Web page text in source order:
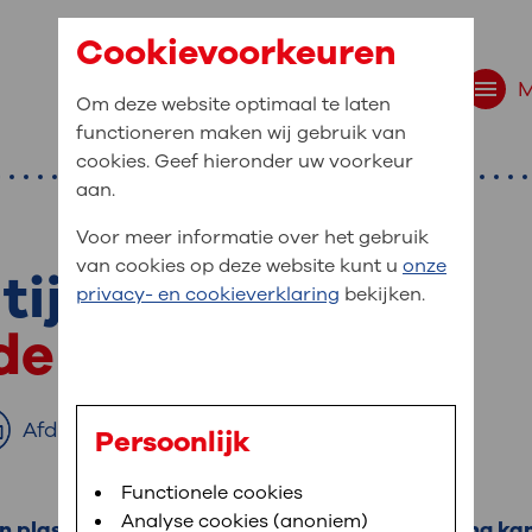
navigatie
bent u naar op
Bloedafname,MijnOLVG,Digitalisering
medische gegevens
In MijnOLVG kunt u uw medische
het u uitkomt. OLVG breidt MijnOLVG
de dag
blaas
Afdrukken
Cookievoorkeuren
Om deze website optimaal te laten
functioneren maken wij gebruik van
cookies. Geef hieronder uw voorkeur
aan.
Voor meer informatie over het gebruik
van cookies op deze website kunt u onze
privacy- en cookieverklaring bekijken.
Persoonlijk
Functionele cookies
Analyse cookies (anoniem)